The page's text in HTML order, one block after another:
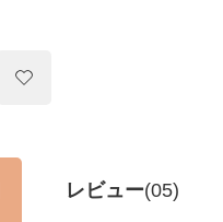
レビュー(05)